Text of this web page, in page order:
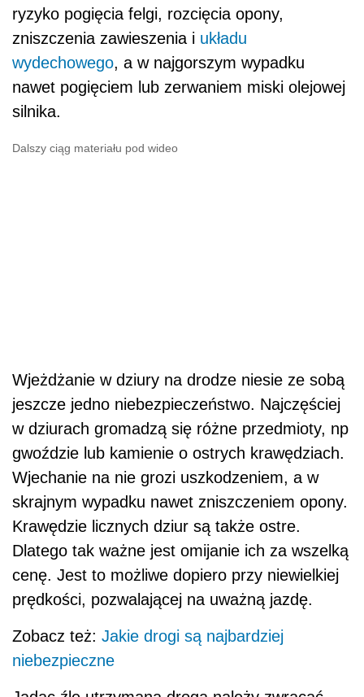
ryzyko pogięcia felgi, rozcięcia opony,
zniszczenia zawieszenia i układu
wydechowego, a w najgorszym wypadku
nawet pogięciem lub zerwaniem miski olejowej
silnika.
Dalszy ciąg materiału pod wideo
Wjeżdżanie w dziury na drodze niesie ze sobą
jeszcze jedno niebezpieczeństwo. Najczęściej
w dziurach gromadzą się różne przedmioty, np
gwoździe lub kamienie o ostrych krawędziach.
Wjechanie na nie grozi uszkodzeniem, a w
skrajnym wypadku nawet zniszczeniem opony.
Krawędzie licznych dziur są także ostre.
Dlatego tak ważne jest omijanie ich za wszelką
cenę. Jest to możliwe dopiero przy niewielkiej
prędkości, pozwalającej na uważną jazdę.
Zobacz też: Jakie drogi są najbardziej
niebezpieczne